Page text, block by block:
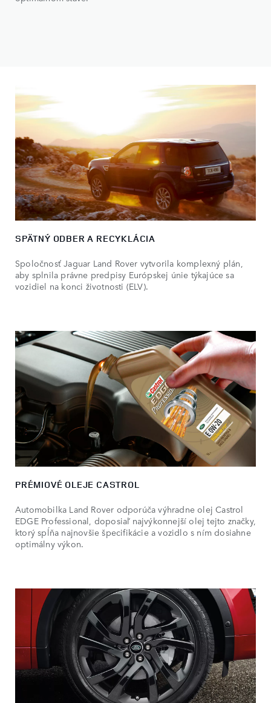
SPÄTNÝ ODBER A RECYKLÁCIA
Spoločnosť Jaguar Land Rover vytvorila komplexný plán,
aby splnila právne predpisy Európskej únie týkajúce sa
vozidiel na konci životnosti (ELV).
PRÉMIOVÉ OLEJE CASTROL
Automobilka Land Rover odporúča výhradne olej Castrol
EDGE Professional, doposiaľ najvýkonnejší olej tejto značky,
ktorý spĺňa najnovšie špecifikácie a vozidlo s ním dosiahne
optimálny výkon.